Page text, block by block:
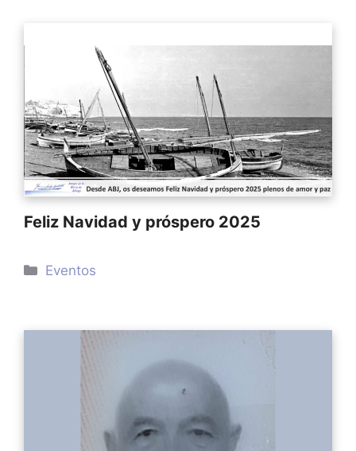
Feliz Navidad y próspero 2025
Categorías
Eventos